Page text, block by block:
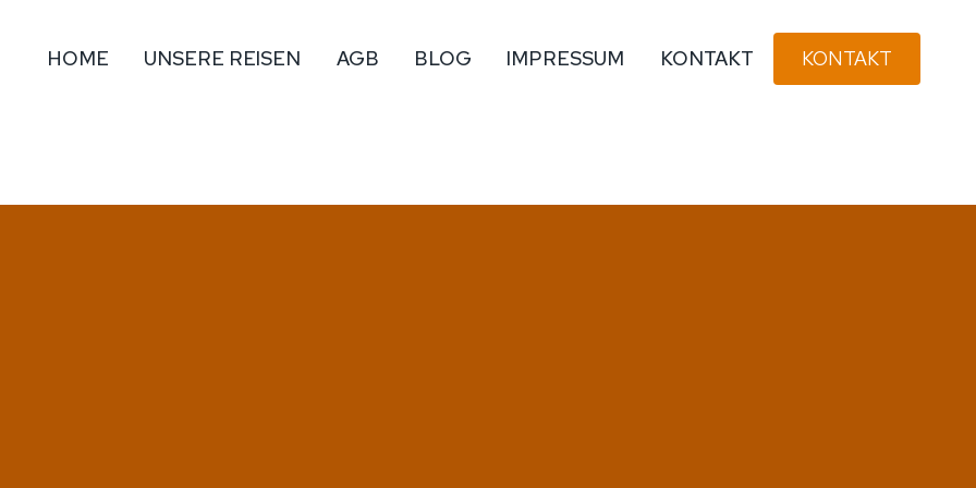
HOME UNSERE REISEN AGB BLOG IMPRESSUM KONTAKT KONTAKT